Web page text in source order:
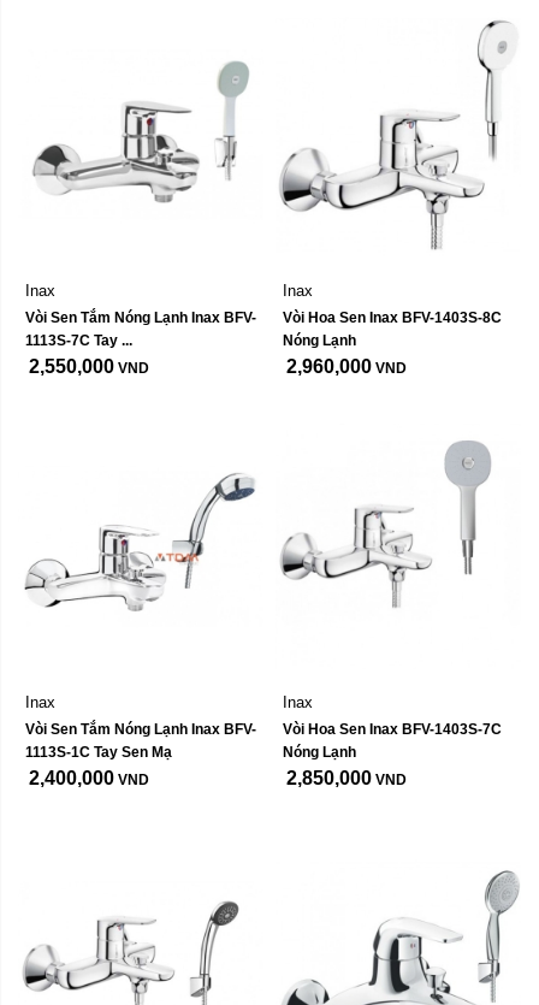
Inax
Vòi Sen Tắm Nóng Lạnh Inax BFV-
1113S-7C Tay ...
2,550,000 VND
Inax
Vòi Hoa Sen Inax BFV-1403S-8C
Nóng Lạnh
2,960,000 VND
Inax
Vòi Sen Tắm Nóng Lạnh Inax BFV-
1113S-1C Tay Sen Mạ
2,400,000 VND
Inax
Vòi Hoa Sen Inax BFV-1403S-7C
Nóng Lạnh
2,850,000 VND